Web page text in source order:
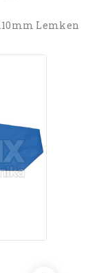
Lemken